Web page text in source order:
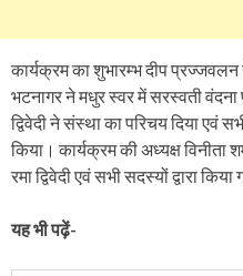
कार्यक्रम का शुभारम्भ दीप
भटनागर ने मधुर स्वर में सरस्वती
द्विवेदी ने संस्था का परिचय दिया एवं
किया। कार्यक्रम की अध्यक्ष विनीता
रमा द्विवेदी एवं सभी सदस्यों द्वारा किया
यह भी पढ़ें-